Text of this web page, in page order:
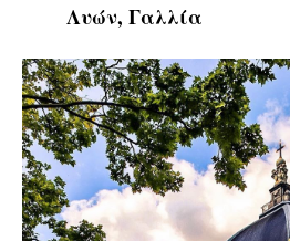
Λυών, Γαλλία